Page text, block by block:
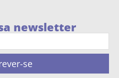
newsletter
se